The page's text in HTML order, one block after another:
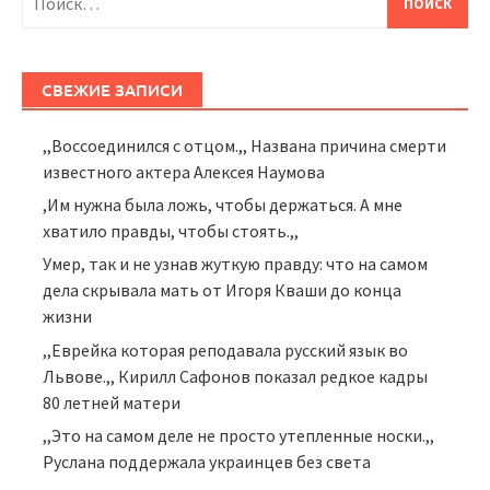
СВЕЖИЕ ЗАПИСИ
,,Воссоединился с отцом.,, Названа причина смерти
известного актера Алексея Наумова
,Им нужна была ложь, чтобы держаться. А мне
хватило правды, чтобы стоять.,,
Умер, так и не узнав жуткую правду: что на самом
дела скрывала мать от Игоря Кваши до конца
жизни
,,Еврейка которая реподавала русский язык во
Львове.,, Кирилл Сафонов показал редкое кадры
80 летней матери
,,Это на самом деле не просто утепленные носки.,,
Руслана поддержала украинцев без света